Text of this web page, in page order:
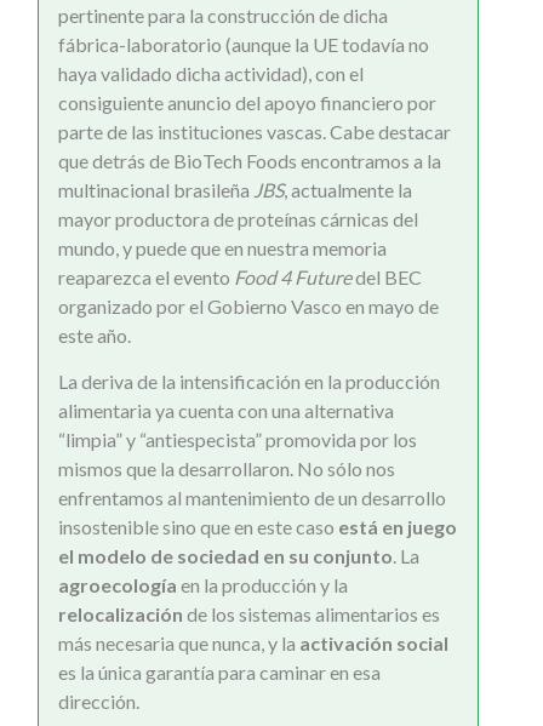
pertinente para la construcción de dicha
fábrica-laboratorio (aunque la UE todavía no
haya validado dicha actividad), con el
consiguiente anuncio del apoyo financiero por
parte de las instituciones vascas. Cabe destacar
que detrás de BioTech Foods encontramos a la
multinacional brasileña JBS, actualmente la
mayor productora de proteínas cárnicas del
mundo, y puede que en nuestra memoria
reaparezca el evento Food 4 Futuredel BEC
organizado por el Gobierno Vasco en mayo de
este año.
La deriva de la intensificación en la producción
alimentaria ya cuenta con una alternativa
“limpia” y “antiespecista” promovida por los
mismos que la desarrollaron. No sólo nos
enfrentamos al mantenimiento de un desarrollo
insostenible sino que en este caso está en juego
el modelo de sociedad en su conjunto . La
agroecología en la producción y la
relocalización de los sistemas alimentarios es
más necesaria que nunca, y la activación social
es la única garantía para caminar en esa
dirección.